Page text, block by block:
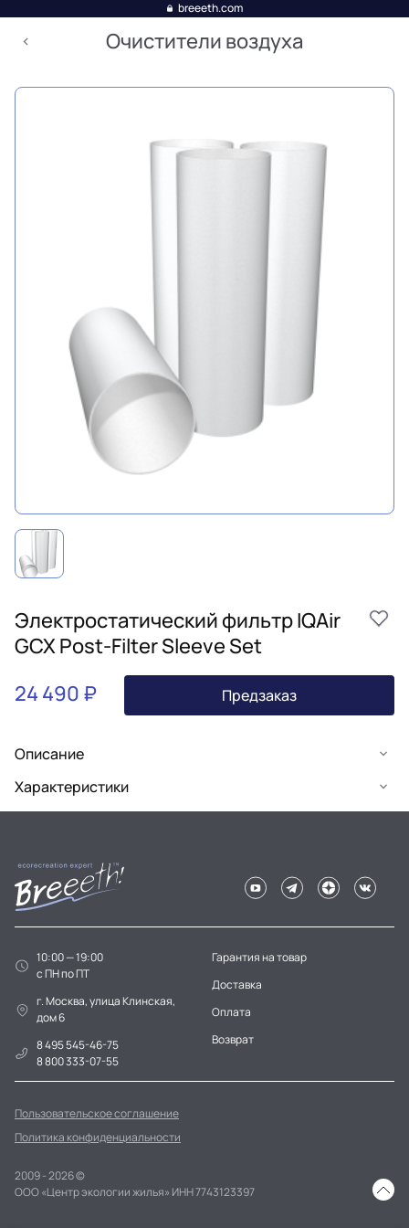
breeeth.com
Очистители воздуха
Электростатический фильтр IQAir
GCX Post-Filter Sleeve Set
24 490 ₽
Предзаказ
Описание
Характеристики
10:00 — 19:00
c ПН по ПТ
г. Москва, улица Клинская,
дом 6
8 495 545-46-75
8 800 333-07-55
Гарантия на товар
Доставка
Оплата
Возврат
Пользовательское соглашение
Политика конфиденциальности
2009 - 2026 ©
ООО «Центр экологии жилья» ИНН 7743123397